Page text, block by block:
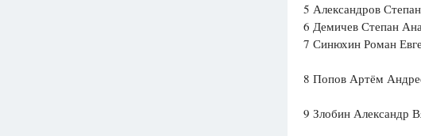
5 Александров
6 Демичев Степан
7 Синюхин Роман
8 Попов Артём
9 Злобин Александр